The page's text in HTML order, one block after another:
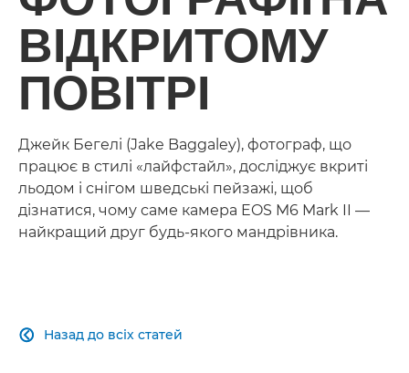
ВІДКРИТОМУ
ПОВІТРІ
Джейк Бегелі (Jake Baggaley), фотограф, що
працює в стилі «лайфстайл», досліджує вкриті
льодом і снігом шведські пейзажі, щоб
дізнатися, чому саме камера EOS M6 Mark II —
найкращий друг будь-якого мандрівника.
Назад до всіх статей
